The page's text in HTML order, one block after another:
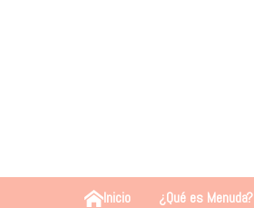
Inicio ¿Qué es Menuda?